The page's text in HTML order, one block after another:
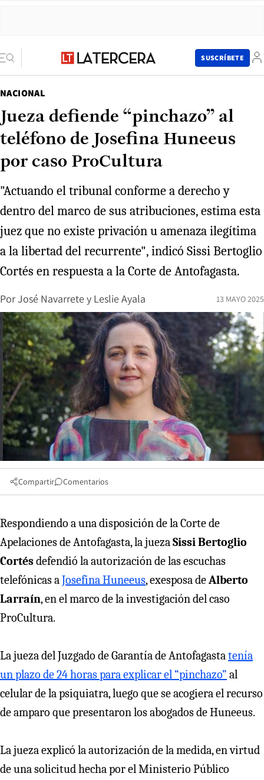
SUSCRÍBETE
NACIONAL
Jueza defiende “pinchazo” al
teléfono de Josefina Huneeus
por caso ProCultura
"Actuando el tribunal conforme a derecho y
dentro del marco de sus atribuciones, estima esta
juez que no existe privación u amenaza ilegítima
a la libertad del recurrente", indicó Sissi Bertoglio
Cortés en respuesta a la Corte de Antofagasta.
PorJosé Navarretey Leslie Ayala 13 MAYO 2025
Compartir Comentarios
Respondiendo a una disposición de la Corte de
Apelaciones de Antofagasta, la juezaSissi Bertoglio
Cortésdefendió la autorización de las escuchas
telefónicas aJosefina Huneeus, exesposa deAlberto
Larraín, en el marco de la investigación del caso
ProCultura.
La jueza del Juzgado de Garantía de Antofagastatenía
un plazo de 24 horas para explicar el “pinchazo” al
celular de la psiquiatra, luego que se acogiera el recurso
de amparo que presentaron los abogados de Huneeus.
La jueza explicó la autorización de la medida, en virtud
de una solicitud hecha por el Ministerio Público